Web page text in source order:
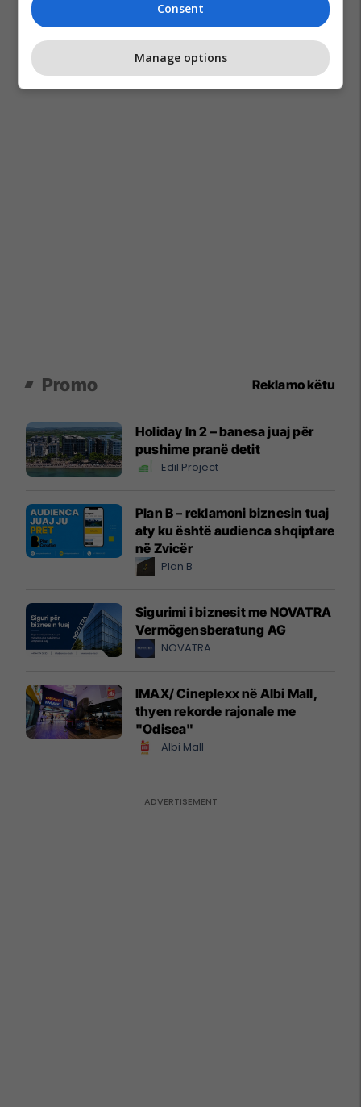
Promo Reklamo këtu
Holiday In 2 – banesa juaj për
pushime pranë detit
Edil Project
Plan B – reklamoni biznesin tuaj
aty ku është audienca shqiptare
në Zvicër
Plan B
Sigurimi i biznesit me NOVATRA
Vermögensberatung AG
NOVATRA
IMAX/ Cineplexx në Albi Mall,
thyen rekorde rajonale me
"Odisea"
Albi Mall
Consent
Manage options